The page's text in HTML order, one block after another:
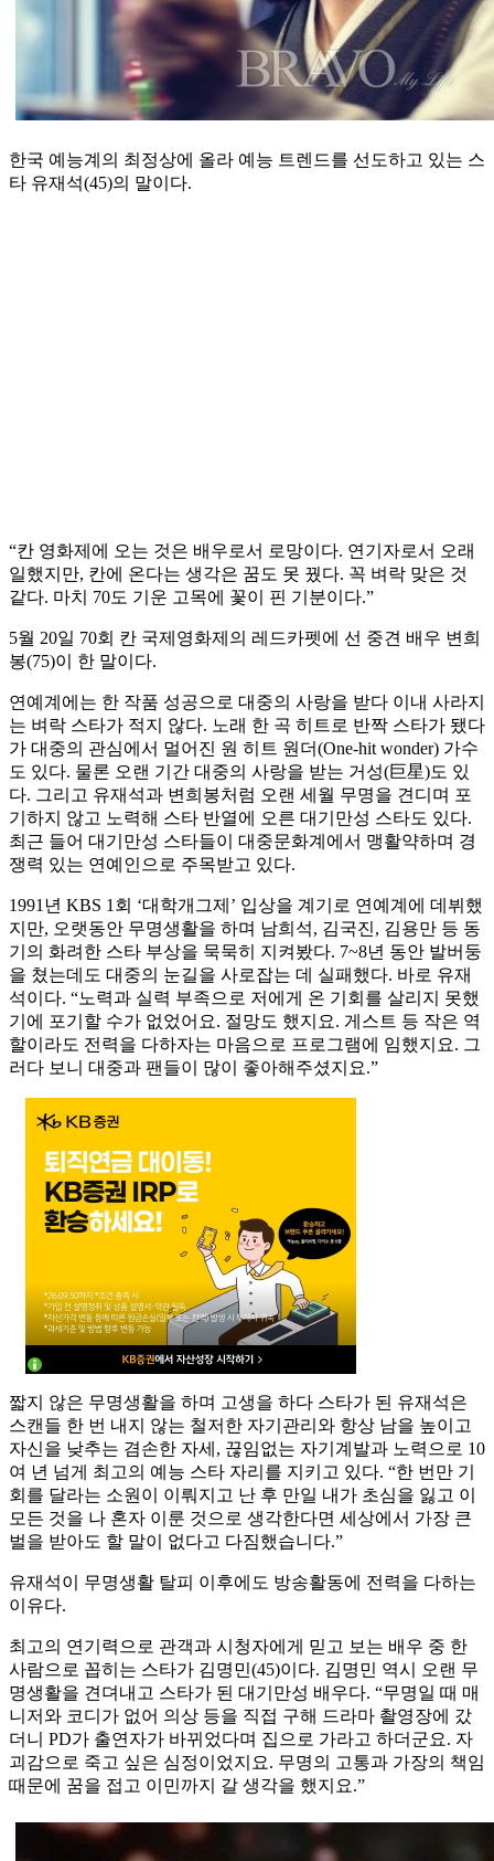
한국 예능계의 최정상에 올라 예능 트렌드를 선도하고 있는 스
타 유재석(45)의 말이다.
“칸 영화제에 오는 것은 배우로서 로망이다. 연기자로서 오래
일했지만, 칸에 온다는 생각은 꿈도 못 꿨다. 꼭 벼락 맞은 것
같다. 마치 70도 기운 고목에 꽃이 핀 기분이다.”
5월 20일 70회 칸 국제영화제의 레드카펫에 선 중견 배우 변희
봉(75)이 한 말이다.
연예계에는 한 작품 성공으로 대중의 사랑을 받다 이내 사라지
는 벼락 스타가 적지 않다. 노래 한 곡 히트로 반짝 스타가 됐다
가 대중의 관심에서 멀어진 원 히트 원더(One-hit wonder) 가수
도 있다. 물론 오랜 기간 대중의 사랑을 받는 거성(巨星)도 있
다. 그리고 유재석과 변희봉처럼 오랜 세월 무명을 견디며 포
기하지 않고 노력해 스타 반열에 오른 대기만성 스타도 있다.
최근 들어 대기만성 스타들이 대중문화계에서 맹활약하며 경
쟁력 있는 연예인으로 주목받고 있다.
1991년 KBS 1회 ‘대학개그제’ 입상을 계기로 연예계에 데뷔했
지만, 오랫동안 무명생활을 하며 남희석, 김국진, 김용만 등 동
기의 화려한 스타 부상을 묵묵히 지켜봤다. 7~8년 동안 발버둥
을 쳤는데도 대중의 눈길을 사로잡는 데 실패했다. 바로 유재
석이다. “노력과 실력 부족으로 저에게 온 기회를 살리지 못했
기에 포기할 수가 없었어요. 절망도 했지요. 게스트 등 작은 역
할이라도 전력을 다하자는 마음으로 프로그램에 임했지요. 그
러다 보니 대중과 팬들이 많이 좋아해주셨지요.”
짧지 않은 무명생활을 하며 고생을 하다 스타가 된 유재석은
스캔들 한 번 내지 않는 철저한 자기관리와 항상 남을 높이고
자신을 낮추는 겸손한 자세, 끊임없는 자기계발과 노력으로 10
여 년 넘게 최고의 예능 스타 자리를 지키고 있다. “한 번만 기
회를 달라는 소원이 이뤄지고 난 후 만일 내가 초심을 잃고 이
모든 것을 나 혼자 이룬 것으로 생각한다면 세상에서 가장 큰
벌을 받아도 할 말이 없다고 다짐했습니다.”
유재석이 무명생활 탈피 이후에도 방송활동에 전력을 다하는
이유다.
최고의 연기력으로 관객과 시청자에게 믿고 보는 배우 중 한
사람으로 꼽히는 스타가 김명민(45)이다. 김명민 역시 오랜 무
명생활을 견뎌내고 스타가 된 대기만성 배우다. “무명일 때 매
니저와 코디가 없어 의상 등을 직접 구해 드라마 촬영장에 갔
더니 PD가 출연자가 바뀌었다며 집으로 가라고 하더군요. 자
괴감으로 죽고 싶은 심정이었지요. 무명의 고통과 가장의 책임
때문에 꿈을 접고 이민까지 갈 생각을 했지요.”